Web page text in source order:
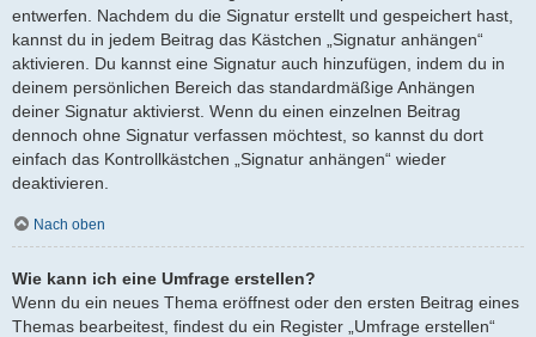
entwerfen. Nachdem du die Signatur erstellt und gespeichert hast,
kannst du in jedem Beitrag das Kästchen „Signatur anhängen“
aktivieren. Du kannst eine Signatur auch hinzufügen, indem du in
deinem persönlichen Bereich das standardmäßige Anhängen
deiner Signatur aktivierst. Wenn du einen einzelnen Beitrag
dennoch ohne Signatur verfassen möchtest, so kannst du dort
einfach das Kontrollkästchen „Signatur anhängen“ wieder
deaktivieren.
Nach oben
Wie kann ich eine Umfrage erstellen?
Wenn du ein neues Thema eröffnest oder den ersten Beitrag eines
Themas bearbeitest, findest du ein Register „Umfrage erstellen“